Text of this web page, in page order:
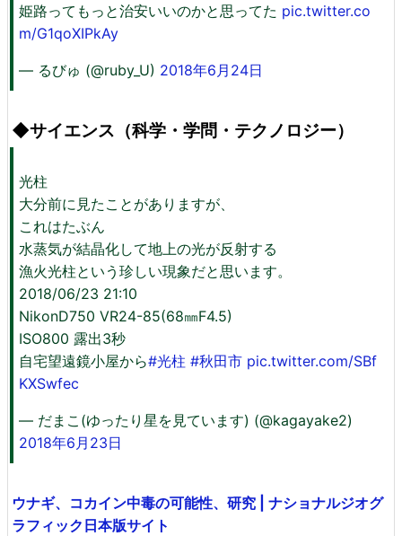
姫路ってもっと治安いいのかと思ってた pic.twitter.co
m/G1qoXIPkAy
— るびゅ (@ruby_U) 2018年6月24日
◆サイエンス（科学・学問・テクノロジー）
光柱
大分前に見たことがありますが、
これはたぶん
水蒸気が結晶化して地上の光が反射する
漁火光柱という珍しい現象だと思います。
2018/06/23 21:10
NikonD750 VR24-85(68㎜F4.5)
ISO800 露出3秒
自宅望遠鏡小屋から#光柱 #秋田市 pic.twitter.com/SBf
KXSwfec
— だまこ(ゆったり星を見ています) (@kagayake2)
2018年6月23日
ウナギ、コカイン中毒の可能性、研究 | ナショナルジオグ
ラフィック日本版サイト